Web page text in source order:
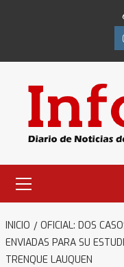
primario
INICIO
OFICIAL: DOS
ENVIADAS PARA SU
TRENQUE LAUQUEN